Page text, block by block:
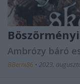
Ambrózy báró
BBerni86 • 2023.